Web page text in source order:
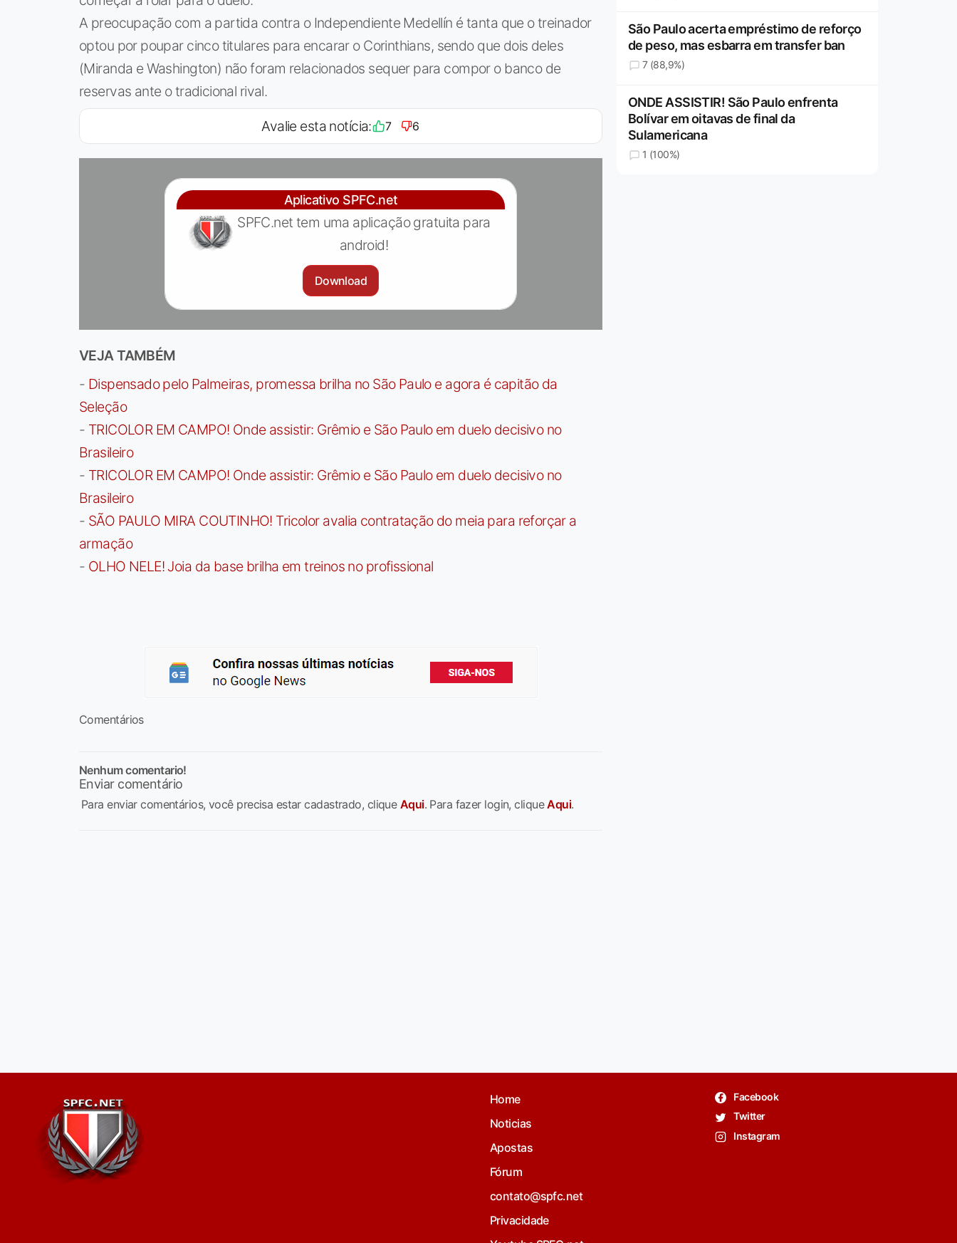
A preocupação com a partida contra o Independiente Medellín é tanta que o treinador
optou por poupar cinco titulares para encarar o Corinthians, sendo que dois deles
(Miranda e Washington) não foram relacionados sequer para compor o banco de
reservas ante o tradicional rival.
Avalie esta notícia: 7 6
Aplicativo SPFC.net
SPFC.net tem uma aplicação gratuita para
android!
Download
VEJA TAMBÉM
- Dispensado pelo Palmeiras, promessa brilha no São Paulo e agora é capitão da
Seleção
- TRICOLOR EM CAMPO! Onde assistir: Grêmio e São Paulo em duelo decisivo no
Brasileiro
- TRICOLOR EM CAMPO! Onde assistir: Grêmio e São Paulo em duelo decisivo no
Brasileiro
- SÃO PAULO MIRA COUTINHO! Tricolor avalia contratação do meia para reforçar a
armação
- OLHO NELE! Joia da base brilha em treinos no profissional
Comentários
Nenhum comentario!
Enviar comentário
Para enviar comentários, você precisa estar cadastrado, clique Aqui. Para fazer login, cliqueAqui.
São Paulo acerta empréstimo de reforço
de peso, mas esbarra em transfer ban
7 (88,9%)
ONDE ASSISTIR! São Paulo enfrenta
Bolívar em oitavas de final da
Sulamericana
1 (100%)
Home
Noticias
Apostas
Fórum
contato@spfc.net
Privacidade
Facebook
Twitter
Instagram